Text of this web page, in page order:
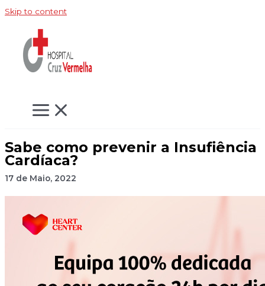
Skip to content
Sabe como prevenir a Insufiência
Cardíaca?
17 de Maio, 2022